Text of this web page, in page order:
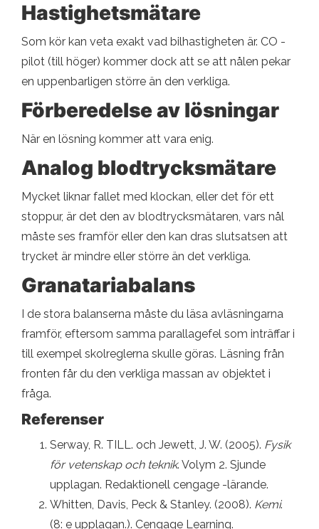
Hastighetsmätare
Som kör kan veta exakt vad bilhastigheten är. CO -
pilot (till höger) kommer dock att se att nålen pekar
en uppenbarligen större än den verkliga.
Förberedelse av lösningar
När en lösning kommer att vara enig.
Analog blodtrycksmätare
Mycket liknar fallet med klockan, eller det för ett
stoppur, är det den av blodtrycksmätaren, vars nål
måste ses framför eller den kan dras slutsatsen att
trycket är mindre eller större än det verkliga.
Granatariabalans
I de stora balanserna måste du läsa avläsningarna
framför, eftersom samma parallagefel som inträffar i
till exempel skolreglerna skulle göras. Läsning från
fronten får du den verkliga massan av objektet i
fråga.
Referenser
Serway, R. TILL. och Jewett, J. W. (2005). Fysik
för vetenskap och teknik. Volym 2. Sjunde
upplagan. Redaktionell cengage -lärande.
Whitten, Davis, Peck & Stanley. (2008). Kemi.
(8: e upplagan.). Cengage Learning.